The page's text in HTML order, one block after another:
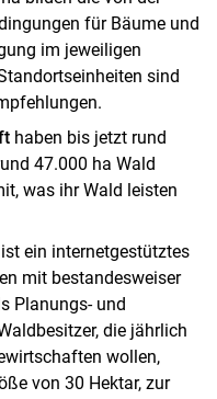
für Bäume und
im jeweiligen
sind
haben bis jetzt rund
47.000 ha Wald
was ihr Wald leisten
ist ein internetgestütztes
mit bestandesweiser
Planungs- und
die jährlich
wollen,
von 30 Hektar, zur